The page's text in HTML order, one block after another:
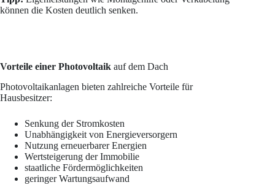
können die Kosten deutlich senken.
Vorteile einer Photovoltaik auf dem Dach
Photovoltaikanlagen bieten zahlreiche Vorteile für
Hausbesitzer:
Senkung der Stromkosten
Unabhängigkeit von Energieversorgern
Nutzung erneuerbarer Energien
Wertsteigerung der Immobilie
staatliche Fördermöglichkeiten
geringer Wartungsaufwand